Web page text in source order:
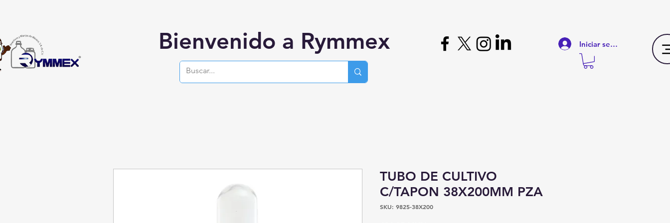
Bienvenido a Rymmex Iniciar sesión
TUBO DE CULTIVO
C/TAPON 38X200MM PZA
SKU: 9825-38X200